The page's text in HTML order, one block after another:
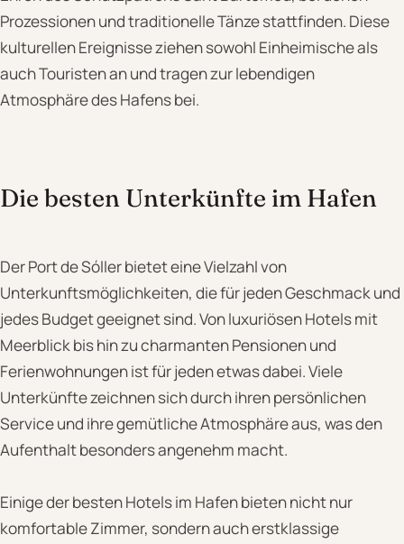
Prozessionen und traditionelle Tänze stattfinden. Diese
kulturellen Ereignisse ziehen sowohl Einheimische als
auch Touristen an und tragen zur lebendigen
Atmosphäre des Hafens bei.
Die besten Unterkünfte im Hafen
Der Port de Sóller bietet eine Vielzahl von
Unterkunftsmöglichkeiten, die für jeden Geschmack und
jedes Budget geeignet sind. Von luxuriösen Hotels mit
Meerblick bis hin zu charmanten Pensionen und
Ferienwohnungen ist für jeden etwas dabei. Viele
Unterkünfte zeichnen sich durch ihren persönlichen
Service und ihre gemütliche Atmosphäre aus, was den
Aufenthalt besonders angenehm macht.
Einige der besten Hotels im Hafen bieten nicht nur
komfortable Zimmer, sondern auch erstklassige